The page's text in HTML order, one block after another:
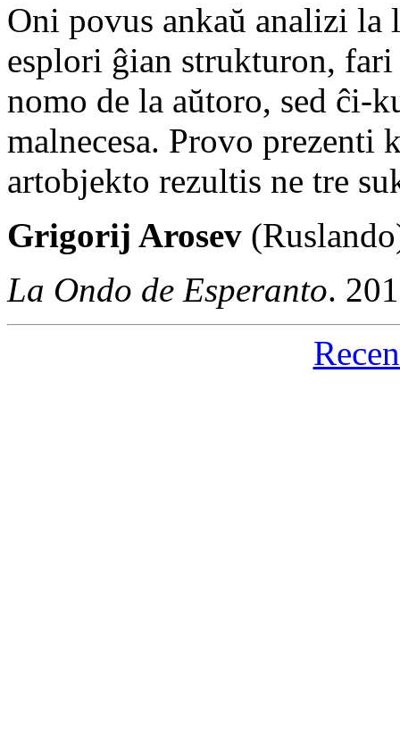
Oni povus ankaŭ analizi
esplori ĝian strukturon,
nomo de la aŭtoro, sed ĉi-
malnecesa. Provo prezenti
artobjekto rezultis ne tre
Grigorij Arosev
La Ondo de Esperanto.